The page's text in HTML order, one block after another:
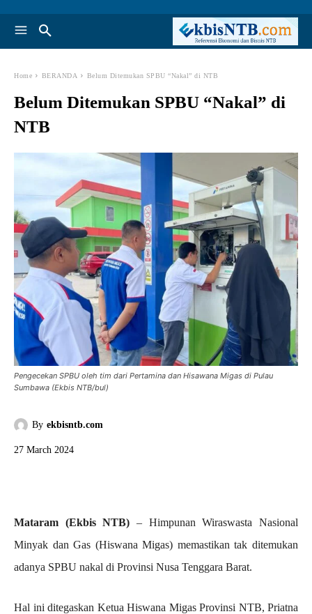
Home BERANDA Belum Ditemukan SPBU “Nakal” di NTB
Belum Ditemukan SPBU “Nakal” di
NTB
Pengecekan SPBU oleh tim dari Pertamina dan Hisawana Migas di Pulau
Sumbawa (Ekbis NTB/bul)
By ekbisntb.com
27 March 2024
Mataram (Ekbis NTB) – Himpunan Wiraswasta Nasional
Minyak dan Gas (Hiswana Migas) memastikan tak ditemukan
adanya SPBU nakal di Provinsi Nusa Tenggara Barat.
Hal ini ditegaskan Ketua Hiswana Migas Provinsi NTB, Priatna